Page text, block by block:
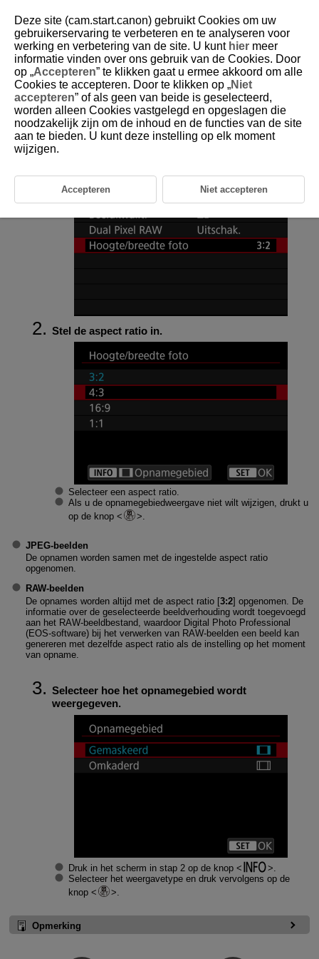
D185-060
Aspect ratio van foto’s
U kunt de aspect ratio van de opname wijzigen.
Stel de aspect ratio in.
Selecteer een aspect ratio.
Als u de opnamegebiedweergave niet wilt wijzigen, drukt u
op de knop
.
JPEG-beelden
De opnamen worden samen met de ingestelde aspect ratio
opgenomen.
RAW-beelden
De opnames worden altijd met de aspect ratio [3:2] opgenomen. De
informatie over de geselecteerde beeldverhouding wordt toegevoegd
aan het RAW-beeldbestand, waardoor Digital Photo Professional
(EOS-software) bij het verwerken van RAW-beelden een beeld kan
genereren met dezelfde aspect ratio als de instelling op het moment
van opname.
Selecteer hoe het opnamegebied wordt
weergegeven.
Druk in het scherm in stap 2 op de knop
Selecteer het weergavetype en druk vervolgens op de
knop
Opmerking
Deze site (cam.start.canon) gebruikt Cookies om uw
gebruikerservaring te verbeteren en te analyseren voor
werking en verbetering van de site. U kunt hier meer
informatie vinden over ons gebruik van de Cookies. Door
op „Accepteren” te klikken gaat u ermee akkoord om alle
Cookies te accepteren. Door te klikken op „Niet
accepteren” of als geen van beide is geselecteerd,
worden alleen Cookies vastgelegd en opgeslagen die
noodzakelijk zijn om de inhoud en de functies van de site
aan te bieden. U kunt deze instelling op elk moment
wijzigen.
Accepteren Niet accepteren